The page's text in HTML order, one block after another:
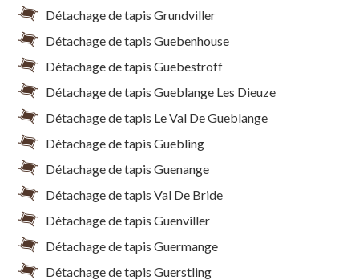
Détachage de tapis Grundviller
Détachage de tapis Guebenhouse
Détachage de tapis Guebestroff
Détachage de tapis Gueblange Les Dieuze
Détachage de tapis Le Val De Gueblange
Détachage de tapis Guebling
Détachage de tapis Guenange
Détachage de tapis Val De Bride
Détachage de tapis Guenviller
Détachage de tapis Guermange
Détachage de tapis Guerstling